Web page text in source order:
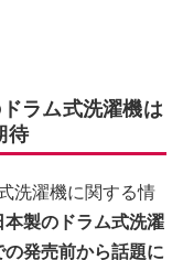
ラム式洗濯機は
待
洗濯機に関する情
製のドラム式洗濯
発売前から話題に